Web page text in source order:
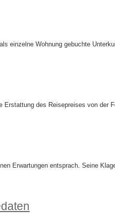
einzelne Wohnung gebuchte
des Reisepreises von der
Erwartungen entsprach. Seine